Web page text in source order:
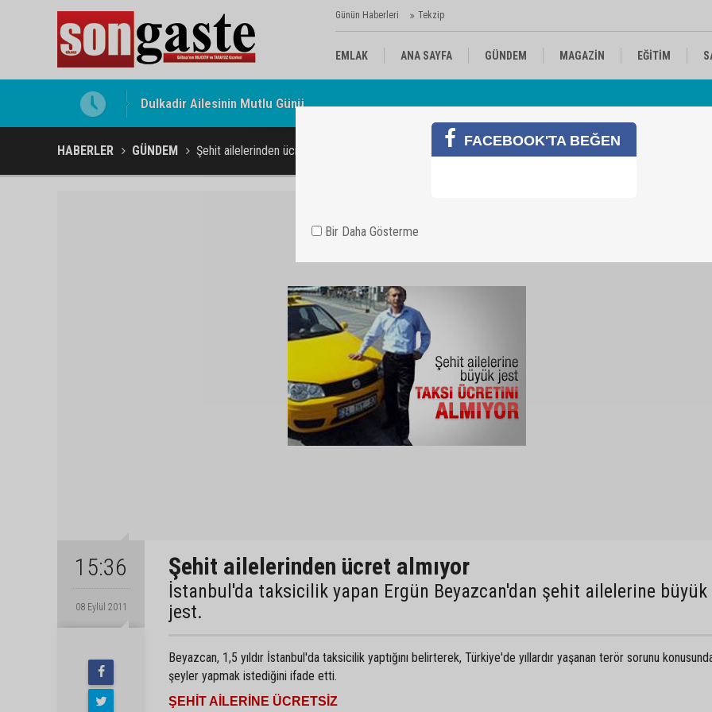
Günün Haberleri Tekzip
EMLAK ANA SAYFA GÜNDEM MAGAZİN EĞİTİM
Gölbaşı Esnafının Sesi Ankara Kalkınma Ajansı'nda
HABERLER GÜNDEM Şehit ailelerinden ücret almıyor
15:36
08 Eylül 2011
Şehit ailelerinden ücret almıyor
İstanbul'da taksicilik yapan Ergün Beyazcan'dan şehit ailelerine büyük
jest.
Beyazcan, 1,5 yıldır İstanbul'da taksicilik yaptığını belirterek, Türkiye'de yıllardır yaşanan terör sorunu
şeyler yapmak istediğini ifade etti.
ŞEHİT AİLERİNE ÜCRETSİZ
FACEBOOK'TA BEĞEN
Bir Daha Gösterme